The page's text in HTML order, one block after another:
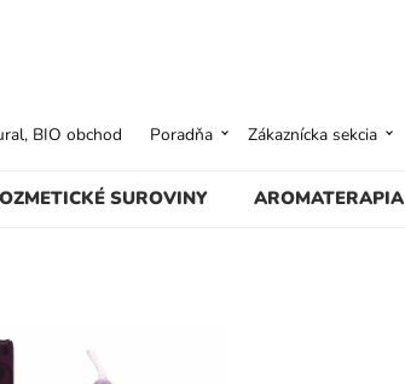
SUROVINY AROMATERAPIA
BIO obchod Poradňa Zákaznícka sekcia